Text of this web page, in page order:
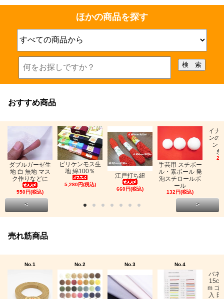
ほかの商品を探す
おすすめ商品
ダブルガーゼ生
地 白 無地 マス
ク作りなどに
550円(税込)
ビリケンモス生
地 綿100％
5,280円(税込)
江戸打ち紐
660円(税込)
手芸用 スチボー
ル・素ボール 発
泡スチロールボ
ール
132円(税込)
イナ
ンの
ン
糸
< >
売れ筋商品
No.1 No.2 No.3 No.4
バネ
m ゴ
入